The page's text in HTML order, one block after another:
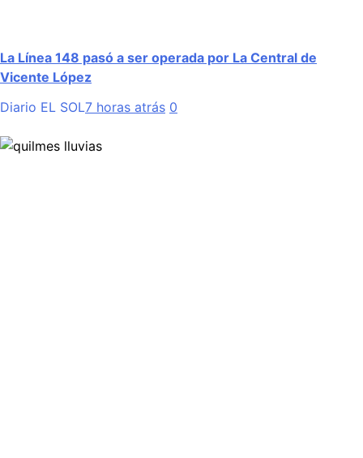
La Línea 148 pasó a ser operada por La Central de
Vicente López
Diario EL SOL7 horas atrás 0